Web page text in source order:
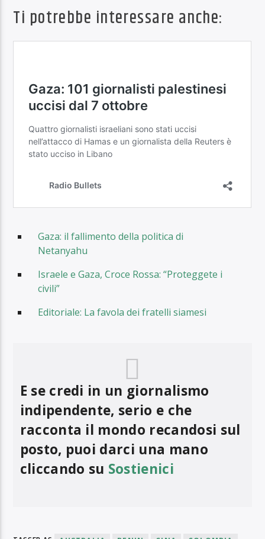
Ti potrebbe interessare anche:
Gaza: il fallimento della politica di
Netanyahu
Israele e Gaza, Croce Rossa: “Proteggete i
civili”
Editoriale: La favola dei fratelli siamesi
E se credi in un giornalismo
indipendente, serio e che
racconta il mondo recandosi sul
posto, puoi darci una mano
cliccando su Sostienici